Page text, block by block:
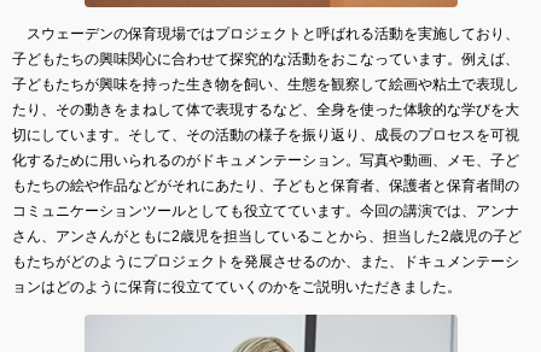
スウェーデンの保育現場ではプロジェクトと呼ばれる活動を実施しており、
子どもたちの興味関心に合わせて探究的な活動をおこなっています。例えば、
子どもたちが興味を持った生き物を飼い、生態を観察して絵画や粘土で表現し
たり、その動きをまねして体で表現するなど、全身を使った体験的な学びを大
切にしています。そして、その活動の様子を振り返り、成長のプロセスを可視
化するために用いられるのがドキュメンテーション。写真や動画、メモ、子ど
もたちの絵や作品などがそれにあたり、子どもと保育者、保護者と保育者間の
コミュニケーションツールとしても役立てています。今回の講演では、アンナ
さん、アンさんがともに2歳児を担当していることから、担当した2歳児の子ど
もたちがどのようにプロジェクトを発展させるのか、また、ドキュメンテーシ
ョンはどのように保育に役立てていくのかをご説明いただきました。